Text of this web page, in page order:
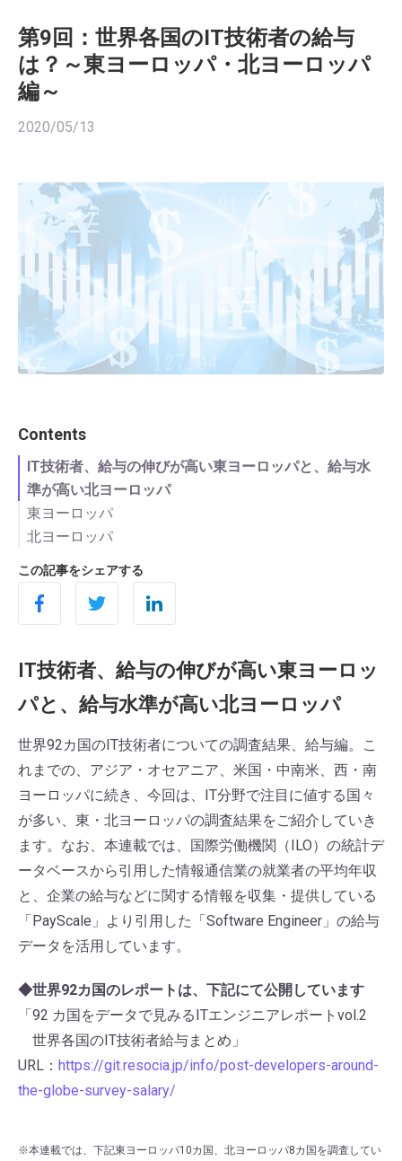
第9回：世界各国のIT技術者の給与
は？～東ヨーロッパ・北ヨーロッパ
編～
2020/05/13
Contents
IT技術者、給与の伸びが高い東ヨーロッパと、給与水
準が高い北ヨーロッパ
東ヨーロッパ
IT技術者の給与、1位チェコ、2位ウクライナ、3位ポ
ーランド
最も給与伸び率が高いのはウクライナの14.4％、次い
でブルガリア13.4％
北ヨーロッパ
情報通信業就業者の平均年収が最も高いのは、デンマ
ーク、ノルウェー、スウェーデン
IT技術者給与の伸び、高かったのはラトビアの
26.4％、ノルウェーとフィンランドは大幅なマイナス
この記事をシェアする
IT技術者、給与の伸びが高い東ヨーロッ
パと、給与水準が高い北ヨーロッパ
世界92カ国のIT技術者についての調査結果、給与編。こ
れまでの、アジア・オセアニア、米国・中南米、西・南
ヨーロッパに続き、今回は、IT分野で注目に値する国々
が多い、東・北ヨーロッパの調査結果をご紹介していき
ます。 なお、本連載では、国際労働機関（ILO）の統計デ
ータベースから引用した情報通信業の就業者の平均年収
と、企業の給与などに関する情報を収集・提供している
「PayScale」より引用した「Software Engineer」の給与
データを活用しています。
◆世界92カ国のレポートは、下記にて公開しています
「92 カ国をデータで見みるITエンジニアレポートvol.2
世界各国のIT技術者給与まとめ」
URL： https://git.resocia.jp/info/post-developers-around-
the-globe-survey-salary/
※本連載では、下記東ヨーロッパ10カ国、北ヨーロッパ8カ国を調査してい